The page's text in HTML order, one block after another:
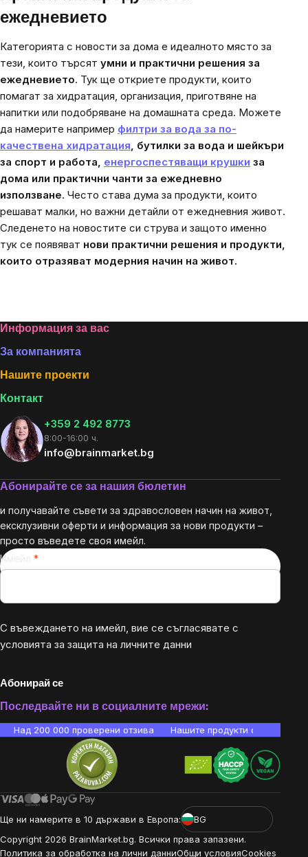
ежедневието
Категорията с новости за дома е идеалното място за
тези, които търсят умни и практични решения за
ежедневието. Тук ще откриете продукти, които
помагат за хидратация, организация, приготвяне на
напитки или подобряване на домашната среда. Можете
да намерите например филтри за вода за по-
качествена хидратация, бутилки за вода и шейкъри
за спорт и работа, енергоспестяващи крушки за
дома или практични чанти за ежедневно
използване. Често става дума за продукти, които
решават малки, но важни детайли от ежедневния живот.
Следенето на новостите си струва и защото именно
тук се появяват нови практични решения и продукти,
които отразяват модерния начин на живот.
Footer
Информация за вас
За компанията
Нашите проекти
Контакт
+359 2 492 8773
8:00-16:00 ч.
info@brainmarket.bg
Абонирайте се за нашия бюлетин
и получавайте съвети за здравословен начин на живот,
ексклузивни оферти и информация за нови продукти –
просто въведете своя имейл.
Имейл
С въвеждането на имейл, вие се съгласявате с
условията за защита на личните данни
Абонирай се
Последвайте ни в социалните мрежи:
Над 200 000 проверени отзива Нашите продукти са
Ще ни намерите в 10 държави в Европа:
BG
Copyright 2026 BrainMarket.bg. Всички права запазени.
Политика за обработка на лични данниОбщи условияCookies